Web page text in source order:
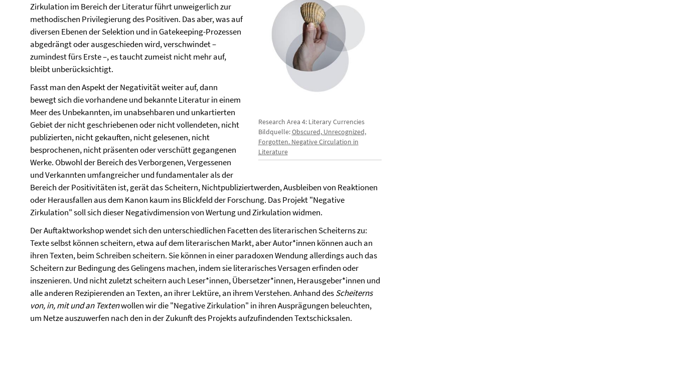
Research Area 4: Literary Currencies
Bildquelle:Obscured, Unrecognized,
Forgotten. Negative Circulation in
Literature
Zirkulation im Bereich der Literatur führt unweigerlich zur
methodischen Privilegierung des Positiven. Das aber, was auf
diversen Ebenen der Selektion und in Gatekeeping-Prozessen
abgedrängt oder ausgeschieden wird, verschwindet –
zumindest fürs Erste –, es taucht zumeist nicht mehr auf,
bleibt unberücksichtigt.
Fasst man den Aspekt der Negativität weiter auf, dann
bewegt sich die vorhandene und bekannte Literatur in einem
Meer des Unbekannten, im unabsehbaren und unkartierten
Gebiet der nicht geschriebenen oder nicht vollendeten, nicht
publizierten, nicht gekauften, nicht gelesenen, nicht
besprochenen, nicht präsenten oder verschütt gegangenen
Werke. Obwohl der Bereich des Verborgenen, Vergessenen
und Verkannten umfangreicher und fundamentaler als der
Bereich der Positivitäten ist, gerät das Scheitern, Nichtpubliziertwerden, Ausbleiben von Reaktionen
oder Herausfallen aus dem Kanon kaum ins Blickfeld der Forschung. Das Projekt "Negative
Zirkulation" soll sich dieser Negativdimension von Wertung und Zirkulation widmen.
Der Auftaktworkshop wendet sich den unterschiedlichen Facetten des literarischen Scheiterns zu:
Texte selbst können scheitern, etwa auf dem literarischen Markt, aber Autor*innen können auch an
ihren Texten, beim Schreiben scheitern. Sie können in einer paradoxen Wendung allerdings auch das
Scheitern zur Bedingung des Gelingens machen, indem sie literarisches Versagen erfinden oder
inszenieren. Und nicht zuletzt scheitern auch Leser*innen, Übersetzer*innen, Herausgeber*innen und
alle anderen Rezipierenden an Texten, an ihrer Lektüre, an ihrem Verstehen. Anhand desScheiterns
von, in, mit und an Textenwollen wir die "Negative Zirkulation" in ihren Ausprägungen beleuchten,
um Netze auszuwerfen nach den in der Zukunft des Projekts aufzufindenden Textschicksalen.